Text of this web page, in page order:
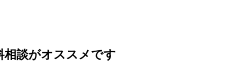
相談がオススメです